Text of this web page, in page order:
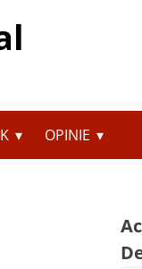
OPINIE